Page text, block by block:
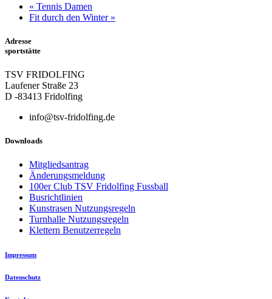
« Tennis Damen
Fit durch den Winter »
Adresse
sportstätte
TSV FRIDOLFING
Laufener Straße 23
D -83413 Fridolfing
info@tsv-fridolfing.de
Downloads
Mitgliedsantrag
Änderungsmeldung
100er Club TSV Fridolfing Fussball
Busrichtlinien
Kunstrasen Nutzungsregeln
Turnhalle Nutzungsregeln
Klettern Benutzerregeln
Impressum
Datenschutz